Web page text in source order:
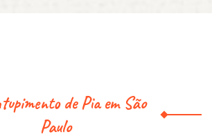
de Pia em São
Paulo